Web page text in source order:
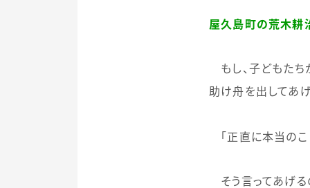
屋久島町の荒木耕
もし、子どもたち
助け舟を出してあ
「正直に本当のこ
そう言ってあげる